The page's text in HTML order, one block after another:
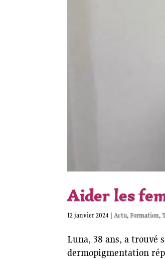
Aider les
12 janvier 2024 |Actu, Formation,
Luna, 38 ans, a trouvé
dermopigmentation